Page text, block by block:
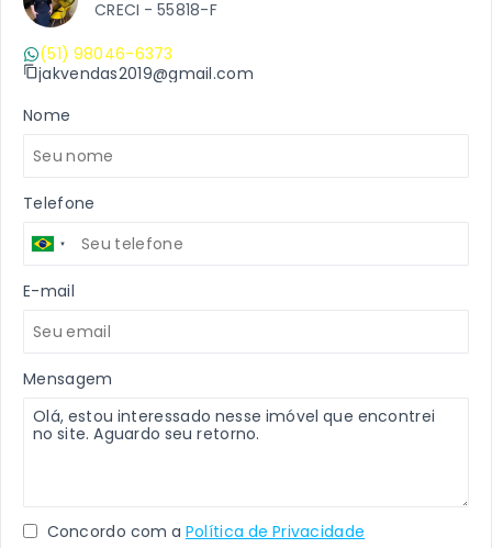
CRECI - 55818-F
(51) 98046-6373
jakvendas2019@gmail.com
Nome
Telefone
E-mail
Mensagem
Concordo com a Política de Privacidade